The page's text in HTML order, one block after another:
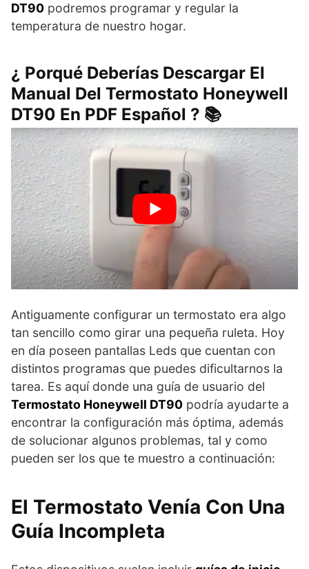
DT90 podremos programar y regular la
temperatura de nuestro hogar.
¿ Porqué Deberías Descargar El
Manual Del Termostato Honeywell
DT90 En PDF Español ? 📚
Antiguamente configurar un termostato era algo
tan sencillo como girar una pequeña ruleta. Hoy
en día poseen pantallas Leds que cuentan con
distintos programas que puedes dificultarnos la
tarea. Es aquí donde una guía de usuario del
Termostato Honeywell DT90 podría ayudarte a
encontrar la configuración más óptima, además
de solucionar algunos problemas, tal y como
pueden ser los que te muestro a continuación:
El Termostato Venía Con Una
Guía Incompleta